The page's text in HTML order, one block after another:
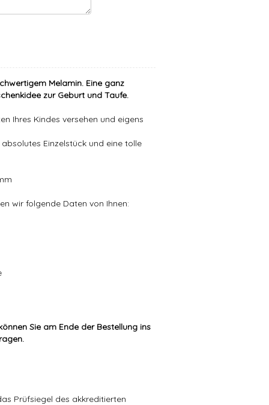
Melamin. Eine ganz
zur Geburt und Taufe.
Ihres Kindes versehen und eigens
Einzelstück und eine tolle
wir folgende Daten von Ihnen:
Sie am Ende der Bestellung ins
Prüfsiegel des akkreditierten